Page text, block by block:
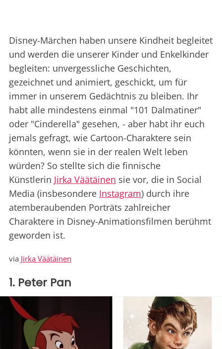
Disney-Märchen haben unsere Kindheit begleitet
und werden die unserer Kinder und Enkelkinder
begleiten: unvergessliche Geschichten,
gezeichnet und animiert, geschickt, um für
immer in unserem Gedächtnis zu bleiben. Ihr
habt alle mindestens einmal "101 Dalmatiner"
oder "Cinderella" gesehen, - aber habt ihr euch
jemals gefragt, wie Cartoon-Charaktere sein
könnten, wenn sie in der realen Welt leben
würden? So stellte sich die finnische
Künstlerin Jirka Väätäinen sie vor, die in Social
Media (insbesondere Instagram) durch ihre
atemberaubenden Porträts zahlreicher
Charaktere in Disney-Animationsfilmen berühmt
geworden ist.
via Jirka Väätäinen
1. Peter Pan